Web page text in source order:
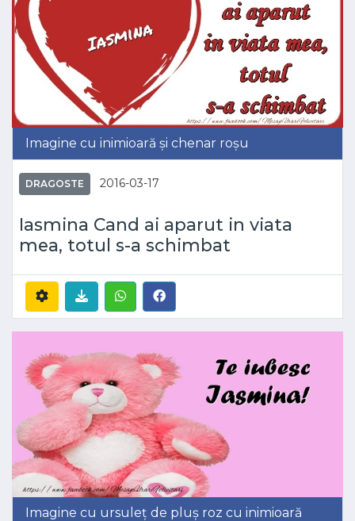
Imagine cu inimioară și chenar roșu
DRAGOSTE 2016-03-17
Iasmina Cand ai aparut in viata
mea, totul s-a schimbat
Imagine cu ursuleț de pluș roz cu inimioară